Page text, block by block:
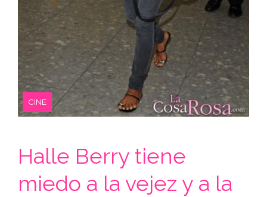
CINE
Halle Berry tiene
miedo a la vejez y a la